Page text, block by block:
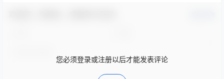
您必须登录或注册以后才能发表评论